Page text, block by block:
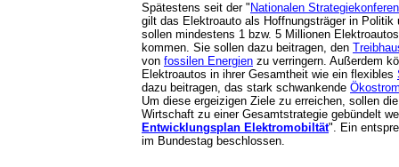
Spätestens seit der " Nationalen
gilt das Elektroauto als Hoffnungsträger in
sollen mindestens 1 bzw. 5 Millionen
kommen. Sie sollen dazu beitragen, den
von fossilen Energien zu verringern. Außerdem
Elektroautos in ihrer Gesamtheit wie ein flexibles
dazu beitragen, das stark schwankende
Um diese ergeizigen Ziele zu erreichen, sollen
Wirtschaft zu einer Gesamtstrategie gebündelt
Entwicklungsplan Elektromobiltät". Ein
im Bundestag beschlossen.